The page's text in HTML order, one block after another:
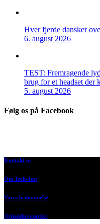
Hver fjerde dansker
6. august 2026
TEST: Fremragende
brug for et headset der
5. august 2026
Følg os på Facebook
Kontakt os
Om Tech-Test
Vores bedømmelse
Nyhedsbrevsarkiv